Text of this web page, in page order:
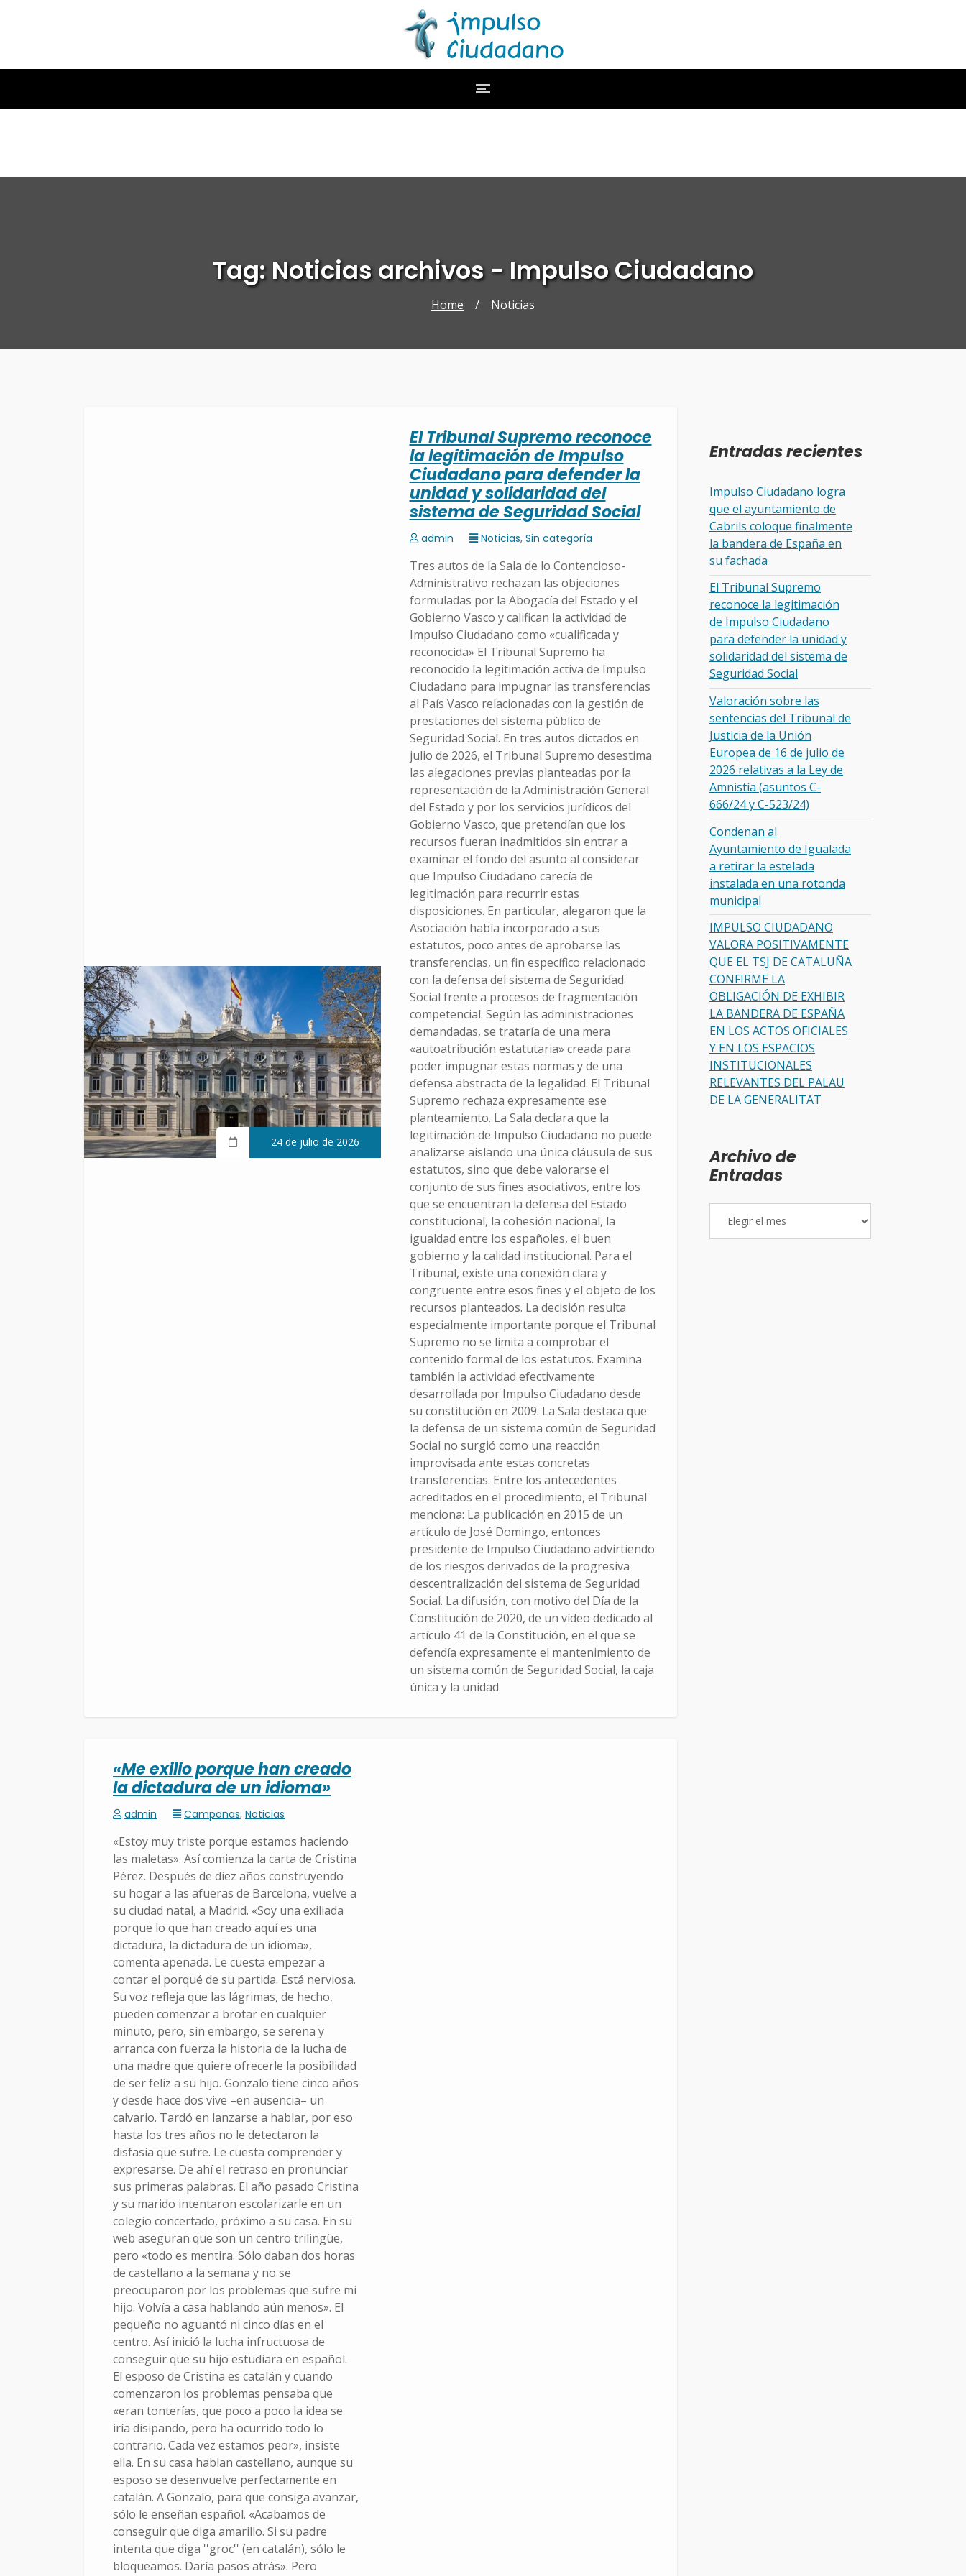
Tag: Noticias archivos - Impulso Ciudadano
Home / Noticias
24 de julio de 2026
El Tribunal Supremo reconoce
la legitimación de Impulso
Ciudadano para defender la
unidad y solidaridad del
sistema de Seguridad Social
admin Noticias, Sin categoría
Tres autos de la Sala de lo Contencioso-
Administrativo rechazan las objeciones
formuladas por la Abogacía del Estado y el
Gobierno Vasco y califican la actividad de
Impulso Ciudadano como «cualificada y
reconocida» El Tribunal Supremo ha
reconocido la legitimación activa de Impulso
Ciudadano para impugnar las transferencias
al País Vasco relacionadas con la gestión de
prestaciones del sistema público de
Seguridad Social. En tres autos dictados en
julio de 2026, el Tribunal Supremo desestima
las alegaciones previas planteadas por la
representación de la Administración General
del Estado y por los servicios jurídicos del
Gobierno Vasco, que pretendían que los
recursos fueran inadmitidos sin entrar a
examinar el fondo del asunto al considerar
que Impulso Ciudadano carecía de
legitimación para recurrir estas
disposiciones. En particular, alegaron que la
Asociación había incorporado a sus
estatutos, poco antes de aprobarse las
transferencias, un fin específico relacionado
con la defensa del sistema de Seguridad
Social frente a procesos de fragmentación
competencial. Según las administraciones
demandadas, se trataría de una mera
«autoatribución estatutaria» creada para
poder impugnar estas normas y de una
defensa abstracta de la legalidad. El Tribunal
Supremo rechaza expresamente ese
planteamiento. La Sala declara que la
legitimación de Impulso Ciudadano no puede
analizarse aislando una única cláusula de sus
estatutos, sino que debe valorarse el
conjunto de sus fines asociativos, entre los
que se encuentran la defensa del Estado
constitucional, la cohesión nacional, la
igualdad entre los españoles, el buen
gobierno y la calidad institucional. Para el
Tribunal, existe una conexión clara y
congruente entre esos fines y el objeto de los
recursos planteados. La decisión resulta
especialmente importante porque el Tribunal
Supremo no se limita a comprobar el
contenido formal de los estatutos. Examina
también la actividad efectivamente
desarrollada por Impulso Ciudadano desde
su constitución en 2009. La Sala destaca que
la defensa de un sistema común de Seguridad
Social no surgió como una reacción
improvisada ante estas concretas
transferencias. Entre los antecedentes
acreditados en el procedimiento, el Tribunal
menciona: La publicación en 2015 de un
artículo de José Domingo, entonces
presidente de Impulso Ciudadano advirtiendo
de los riesgos derivados de la progresiva
descentralización del sistema de Seguridad
Social. La difusión, con motivo del Día de la
Constitución de 2020, de un vídeo dedicado al
artículo 41 de la Constitución, en el que se
defendía expresamente el mantenimiento de
un sistema común de Seguridad Social, la caja
única y la unidad
«Me exilio porque han creado
la dictadura de un idioma»
admin Campañas, Noticias
«Estoy muy triste porque estamos haciendo
las maletas». Así comienza la carta de Cristina
Pérez. Después de diez años construyendo
su hogar a las afueras de Barcelona, vuelve a
su ciudad natal, a Madrid. «Soy una exiliada
porque lo que han creado aquí es una
dictadura, la dictadura de un idioma»,
comenta apenada. Le cuesta empezar a
contar el porqué de su partida. Está nerviosa.
Su voz refleja que las lágrimas, de hecho,
pueden comenzar a brotar en cualquier
minuto, pero, sin embargo, se serena y
arranca con fuerza la historia de la lucha de
una madre que quiere ofrecerle la posibilidad
de ser feliz a su hijo. Gonzalo tiene cinco años
y desde hace dos vive –en ausencia– un
calvario. Tardó en lanzarse a hablar, por eso
hasta los tres años no le detectaron la
disfasia que sufre. Le cuesta comprender y
expresarse. De ahí el retraso en pronunciar
sus primeras palabras. El año pasado Cristina
y su marido intentaron escolarizarle en un
colegio concertado, próximo a su casa. En su
web aseguran que son un centro trilingüe,
pero «todo es mentira. Sólo daban dos horas
de castellano a la semana y no se
preocuparon por los problemas que sufre mi
hijo. Volvía a casa hablando aún menos». El
pequeño no aguantó ni cinco días en el
centro. Así inició la lucha infructuosa de
conseguir que su hijo estudiara en español.
El esposo de Cristina es catalán y cuando
comenzaron los problemas pensaba que
«eran tonterías, que poco a poco la idea se
iría disipando, pero ha ocurrido todo lo
contrario. Cada vez estamos peor», insiste
ella. En su casa hablan castellano, aunque su
esposo se desenvuelve perfectamente en
catalán. A Gonzalo, para que consiga avanzar,
sólo le enseñan español. «Acabamos de
conseguir que diga amarillo. Si su padre
intenta que diga ''groc'' (en catalán), sólo le
bloqueamos. Daría pasos atrás». Pero
Entradas recientes
Impulso Ciudadano logra
que el ayuntamiento de
Cabrils coloque finalmente
la bandera de España en
su fachada
El Tribunal Supremo
reconoce la legitimación
de Impulso Ciudadano
para defender la unidad y
solidaridad del sistema de
Seguridad Social
Valoración sobre las
sentencias del Tribunal de
Justicia de la Unión
Europea de 16 de julio de
2026 relativas a la Ley de
Amnistía (asuntos C-
666/24 y C-523/24)
Condenan al
Ayuntamiento de Igualada
a retirar la estelada
instalada en una rotonda
municipal
IMPULSO CIUDADANO
VALORA POSITIVAMENTE
QUE EL TSJ DE CATALUÑA
CONFIRME LA
OBLIGACIÓN DE EXHIBIR
LA BANDERA DE ESPAÑA
EN LOS ACTOS OFICIALES
Y EN LOS ESPACIOS
INSTITUCIONALES
RELEVANTES DEL PALAU
DE LA GENERALITAT
Archivo de
Entradas